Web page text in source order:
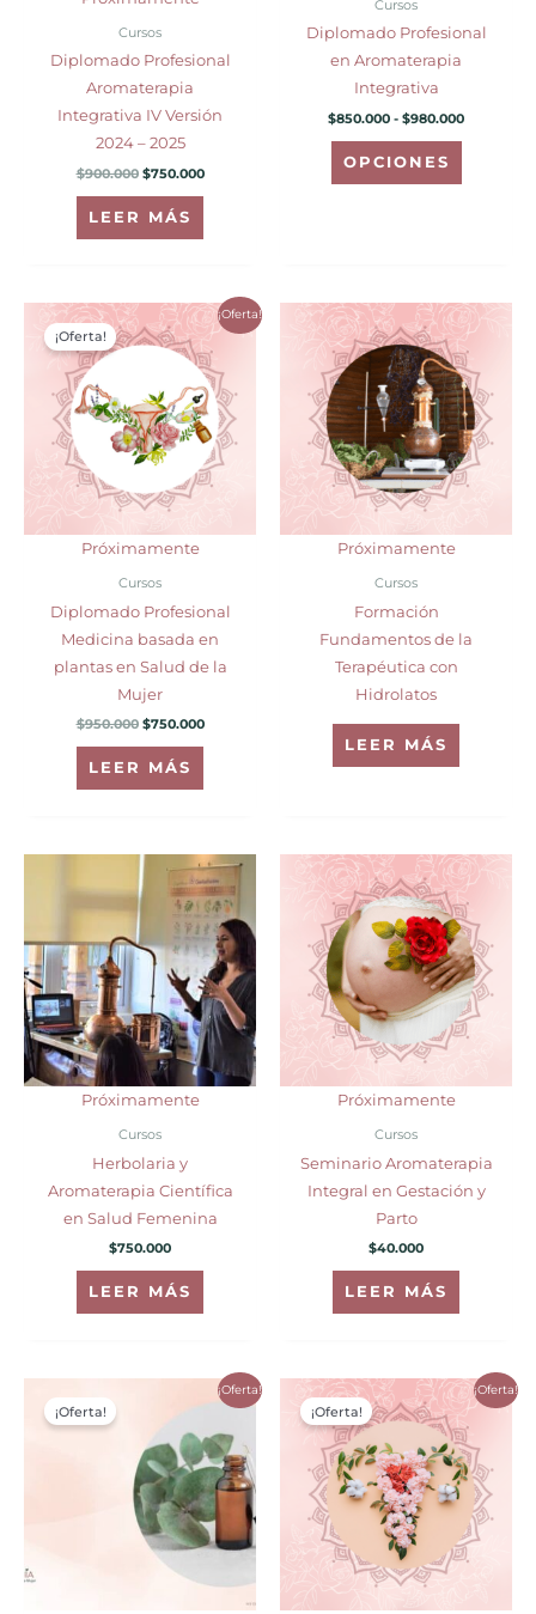
Cursos
Diplomado Profesional
Aromaterapia
Integrativa IV Versión
2024 – 2025
$900.000 $750.000
LEER MÁS
Cursos
Diplomado Profesional
en Aromaterapia
Integrativa
$850.000 - $980.000
OPCIONES
en
la
de
¡Oferta!
Próximamente
¡Oferta!
Cursos
Diplomado Profesional
Medicina basada en
plantas en Salud de la
Mujer
$950.000
precio
original
$950.000.
$750.000
El
precio
es:
$750.000.
LEER MÁS
Próximamente
Cursos
Formación
Fundamentos de la
Terapéutica con
Hidrolatos
LEER MÁS
Próximamente
Cursos
Herbolaria y
Aromaterapia Científica
en Salud Femenina
$750.000
LEER MÁS
Próximamente
Cursos
Seminario Aromaterapia
Integral en Gestación y
Parto
$40.000
LEER MÁS
¡Oferta!
¡Oferta!
original
era:
$80.000.
precio
es:
$60.000.
¡Oferta!
¡Oferta!
Rango
de
precios:
desde
$60.000
hasta
$80.000
Este
tiene
múltiples
variantes.
Las
opciones